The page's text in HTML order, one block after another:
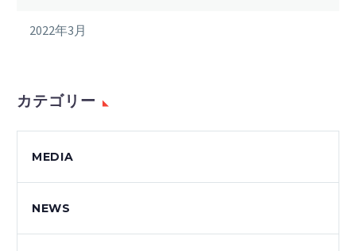
2022年3月
カテゴリー
MEDIA
NEWS